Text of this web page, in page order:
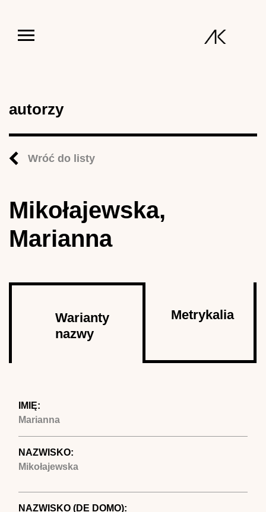
autorzy
Wróć do listy
Mikołajewska,
Marianna
Warianty
nazwy
Metrykalia
IMIĘ:
Marianna
NAZWISKO:
Mikołajewska
NAZWISKO (DE DOMO):